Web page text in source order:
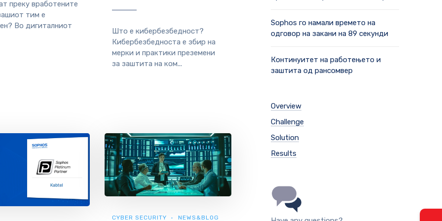
преку вработените
тим е
Во дигиталниот
Што е кибербезбедност?
Кибербезбедноста е збир на
мерки и практики преземени
за заштита на ком...
CYBER SECURITY NEWS&BLOG
Sophos го намали времето на
одговор на закани на 89 секунди
Континуитет на работењето и
заштита од рансомвер
Overview
Challenge
Solution
Results